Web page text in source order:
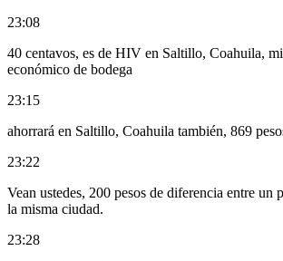
23:08
40 centavos, es de HIV en Saltillo, Coahuila,
económico de bodega
23:15
ahorrará en Saltillo, Coahuila también, 869
23:22
Vean ustedes, 200 pesos de diferencia entre un
la misma ciudad.
23:28